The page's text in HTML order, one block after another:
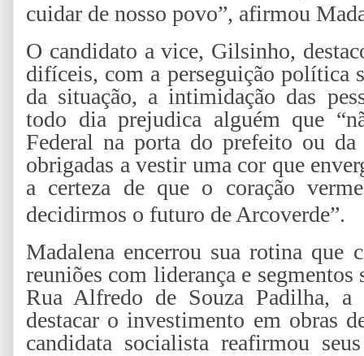
cuidar de nosso povo”, afirmou
O candidato a vice, Gilsinho,
difíceis, com a perseguição política
da situação, a intimidação das
todo dia prejudica alguém que
Federal na porta do prefeito ou da
obrigadas a vestir uma cor que
a certeza de que o coração
decidirmos o futuro de Arcoverde”.
Madalena encerrou sua rotina que
reuniões com liderança e
Rua Alfredo de Souza Padilha,
destacar o investimento em obras
candidata socialista reafirmou